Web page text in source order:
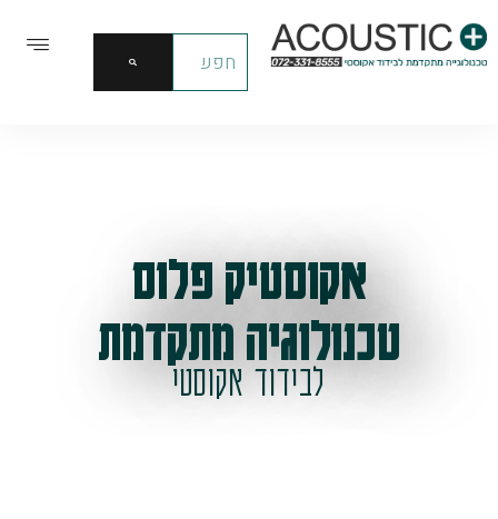
אקוסטיק פלוס
טכנולוגיה מתקדמת
לבידוד אקוסטי